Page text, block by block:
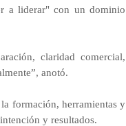
a liderar" con un dominio
claridad comercial,
anotó.
formación, herramientas y
y resultados.